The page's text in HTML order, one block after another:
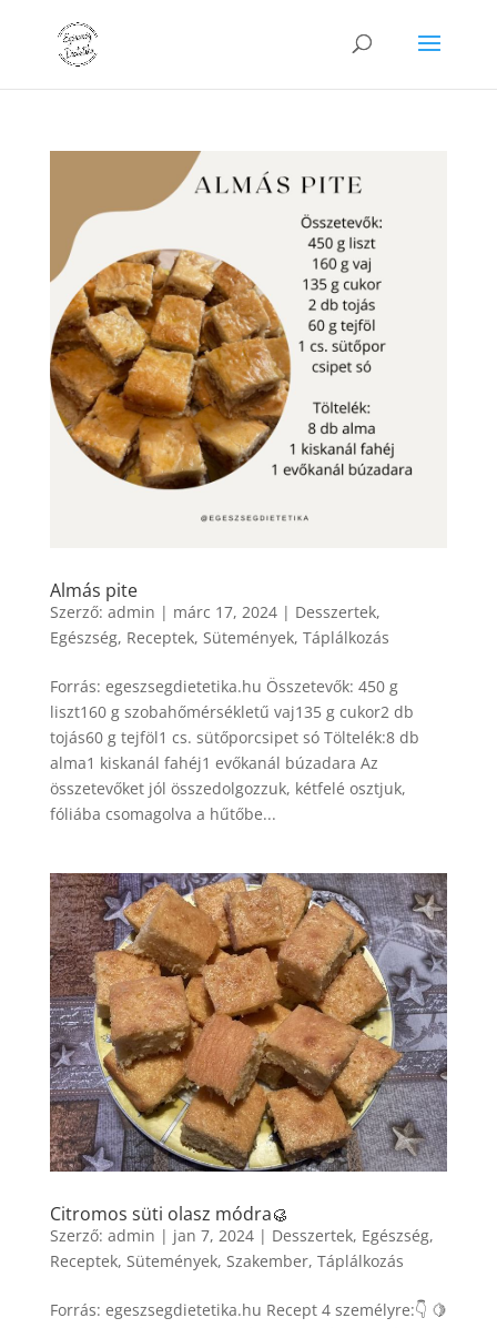
Almás pite
Szerző: admin | márc 17, 2024| Desszertek,
Egészség, Receptek, Sütemények, Táplálkozás
Forrás: egeszsegdietetika.hu Összetevők: 450 g
liszt160 g szobahőmérsékletű vaj135 g cukor2 db
tojás60 g tejföl1 cs. sütőporcsipet só Töltelék:8 db
alma1 kiskanál fahéj1 evőkanál búzadara Az
összetevőket jól összedolgozzuk, kétfelé osztjuk,
fóliába csomagolva a hűtőbe...
Citromos süti olasz módra🥮
Szerző: admin | jan 7, 2024| Desszertek, Egészség,
Receptek, Sütemények, Szakember, Táplálkozás
Forrás: egeszsegdietetika.hu Recept 4 személyre:👇 🍋